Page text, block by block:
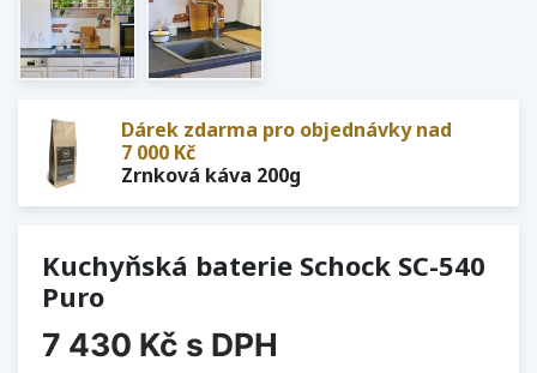
Dárek zdarma pro objednávky nad
7 000 Kč
Zrnková káva 200g
Kuchyňská baterie Schock SC-540
Puro
7 430 Kč s DPH